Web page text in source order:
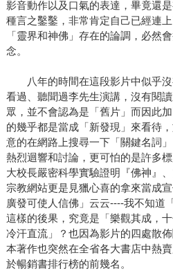
影音動作以及口氣的表達，畢竟還
種言之鑿鑿，非常肯定自己已經連
「靈界和神佛」存在的論調，必然
念。
八年的時間在這段影片中似乎沒
看過、聽聞過李先生演講，沒有閱
眾，並不會認為是「舊片」而因此
的幾乎都是當成「新發現」來看待
意的在網路上搜尋一下「關鍵名詞
熱烈迴響和討論，更可怕的是許多
大校長嚴密科學實驗證明『佛神』
宗教網站更是見獵心喜的拿來當成
廣發可使人信佛」云云----我不知道
這樣的後果，究竟是「樂觀其成，
冷汗直流」？也因為影片的四處散
本著作也突然在全省各大書店中熱
於暢銷書排行榜的前幾名。